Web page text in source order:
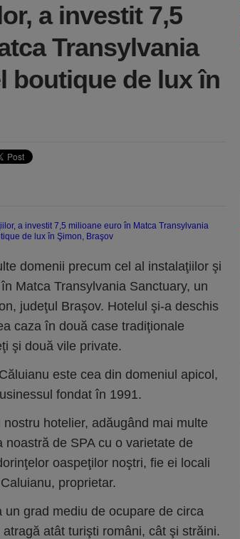
a investit 7,5
Transylvania
boutique de lux în
domenii precum cel al instalaţiilor şi
Matca Transylvania Sanctuary, un
judeţul Braşov. Hotelul şi-a deschis
caza în două case tradiţionale
şi două vile private.
este cea din domeniul apicol,
fondat în 1991.
hotelier, adăugând mai multe
de SPA cu o varietate de
oaspeţilor noştri, fie ei locali
proprietar.
grad mediu de ocupare de circa
atât turişti români, cât şi străini.